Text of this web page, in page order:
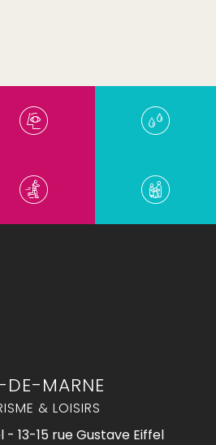
MARNE
& LOISIRS
13-15 rue Gustave Eiffel